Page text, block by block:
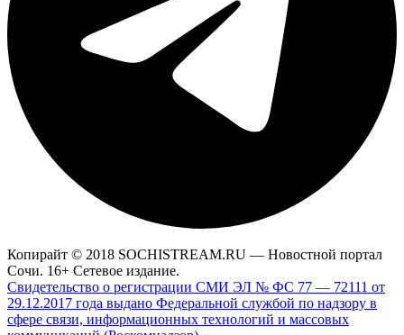
Копирайт © 2018 SOCHISTREAM.RU — Новостной портал
Сочи. 16+ Сетевое издание.
Свидетельство о регистрации СМИ ЭЛ № ФС 77 — 72111 от
29.12.2017 года выдано Федеральной службой по надзору в
сфере связи, информационных технологий и массовых